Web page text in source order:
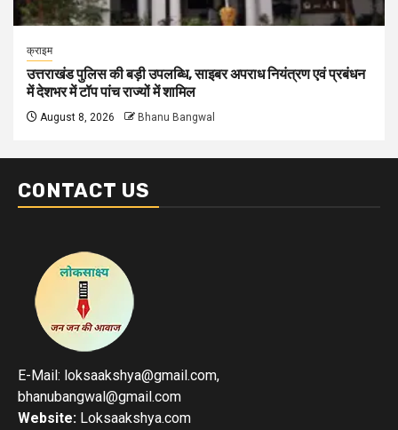
क्राइम
उत्तराखंड पुलिस की बड़ी उपलब्धि, साइबर अपराध नियंत्रण एवं प्रबंधन
में देशभर में टॉप पांच राज्यों में शामिल
August 8, 2026 Bhanu Bangwal
CONTACT US
E-Mail: loksaakshya@gmail.com,
bhanubangwal@gmail.com
Website: Loksaakshya.com